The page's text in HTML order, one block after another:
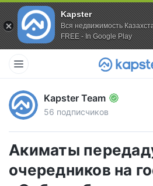
Kapster
Вся недвижимость
FREE - In Google Play
Kapster Team
56 подписчиков
Акиматы
очередников на